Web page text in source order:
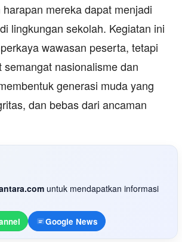
mereka dapat menjadi
lingkungan sekolah. Kegiatan ini
wawasan peserta, tetapi
semangat nasionalisme dan
generasi muda yang
dan bebas dari ancaman
untuk mendapatkan informasi
Google News